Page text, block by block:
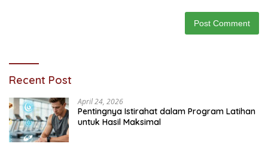
Recent Post
April 24, 2026
Pentingnya Istirahat dalam Program Latihan
untuk Hasil Maksimal